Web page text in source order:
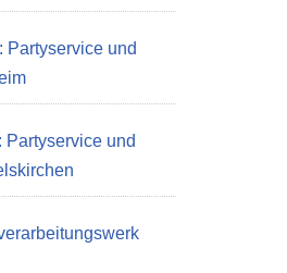
Partyservice und
Partyservice und